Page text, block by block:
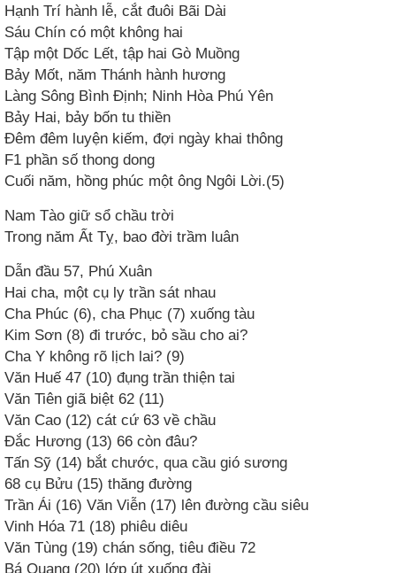
Hạnh Trí hành lễ, cắt đuôi Bãi Dài
Sáu Chín có một không hai
Tập một Dốc Lết, tập hai Gò Muồng
Bảy Mốt, năm Thánh hành hương
Làng Sông Bình Định; Ninh Hòa Phú Yên
Bảy Hai, bảy bốn tu thiền
Đêm đêm luyện kiếm, đợi ngày khai thông
F1 phần số thong dong
Cuối năm, hồng phúc một ông Ngôi Lời.(5)
Nam Tào giữ sổ chầu trời
Trong năm Ất Tỵ, bao đời trầm luân
Dẫn đầu 57, Phú Xuân
Hai cha, một cụ ly trần sát nhau
Cha Phúc (6), cha Phục (7) xuống tàu
Kim Sơn (8) đi trước, bỏ sầu cho ai?
Cha Y không rõ lịch lai? (9)
Văn Huế 47 (10) đụng trần thiện tai
Văn Tiên giã biệt 62 (11)
Văn Cao (12) cát cứ 63 về chầu
Đắc Hương (13) 66 còn đâu?
Tấn Sỹ (14) bắt chước, qua cầu gió sương
68 cụ Bửu (15) thăng đường
Trần Ái (16) Văn Viễn (17) lên đường cầu siêu
Vinh Hóa 71 (18) phiêu diêu
Văn Tùng (19) chán sống, tiêu điều 72
Bá Quang (20) lớp út xuống đài